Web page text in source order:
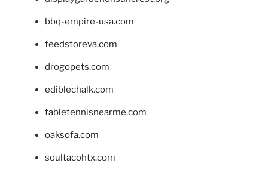
bbq-empire-usa.com
feedstoreva.com
drogopets.com
ediblechalk.com
tabletennisnearme.com
oaksofa.com
soultacohtx.com